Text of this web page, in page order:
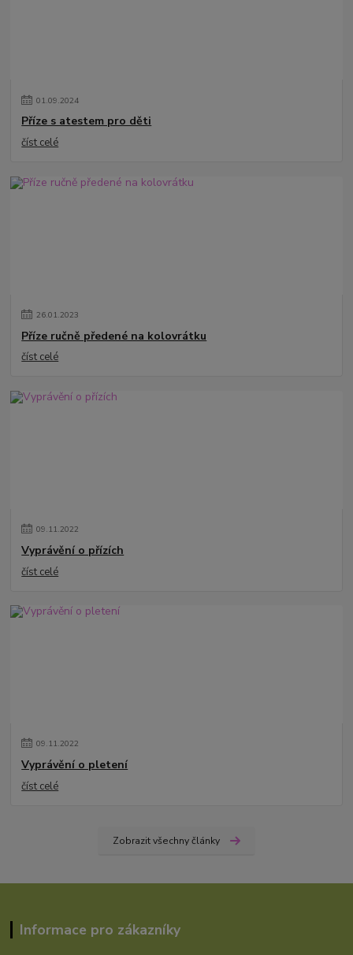
01.09.2024
Příze s atestem pro děti
číst celé
26.01.2023
Příze ručně předené na kolovrátku
číst celé
09.11.2022
Vyprávění o přízích
číst celé
09.11.2022
Vyprávění o pletení
číst celé
Zobrazit všechny články
Informace pro zákazníky